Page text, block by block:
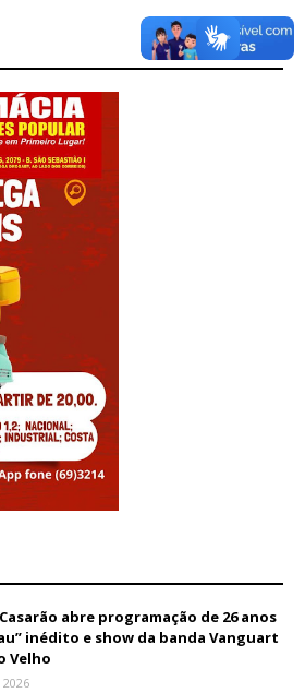
abre programação de 26 anos
inédito e show da banda Vanguart
Velho